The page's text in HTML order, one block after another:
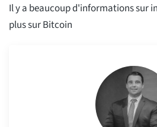
Il y a beaucoup d'informations sur
plus sur Bitcoin